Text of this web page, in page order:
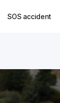
SOS accident